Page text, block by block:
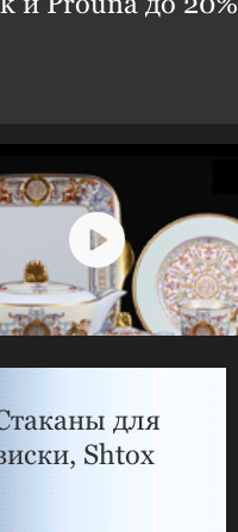
для
Shtox